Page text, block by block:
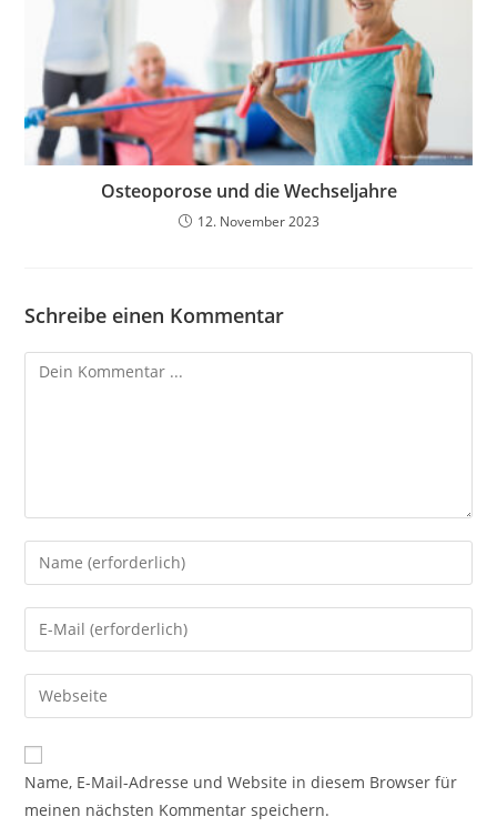
Osteoporose und die Wechseljahre
12. November 2023
Schreibe einen Kommentar
Name, E-Mail-Adresse und Website in diesem Browser für
meinen nächsten Kommentar speichern.